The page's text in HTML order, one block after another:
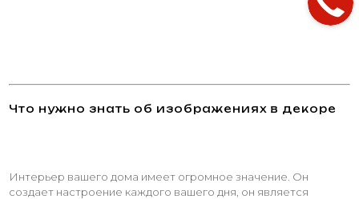
Что нужно знать об изображениях в декоре
Интерьер вашего дома имеет огромное значение. Он
создает настроение каждого вашего дня, он является